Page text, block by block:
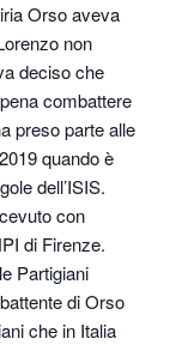
Orso aveva
non
deciso che
combattere
preso parte alle
quando è
dell’ISIS.
con
di Firenze.
Partigiani
di Orso
che in Italia